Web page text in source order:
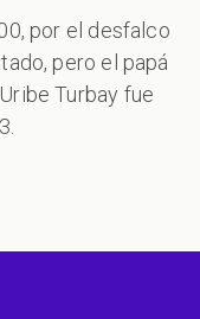
por el desfalco
pero el papá
Turbay fue